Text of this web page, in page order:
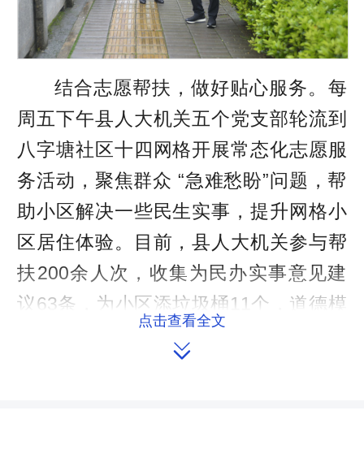
结合志愿帮扶，做好贴心服务。每
周五下午县人大机关五个党支部轮流到
八字塘社区十四网格开展常态化志愿服
务活动，聚焦群众 “急难愁盼”问题，帮
助小区解决一些民生实事，提升网格小
区居住体验。目前，县人大机关参与帮
扶200余人次，收集为民办实事意见建
议63条，为小区添垃圾桶11个，道德模
范事迹展宣传板面3块，健康教育宣传栏
板面11块，创文巩卫宣传标语11条，其
点击查看全文
